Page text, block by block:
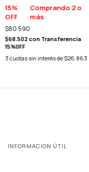
15%
OFF
Comprando 2 o
más
$80.590
$68.502 con Transferencia
15%0FF
3cuotas sin interés de$26.863
INFORMACION ÚTIL